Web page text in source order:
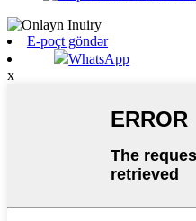
E-poçt göndər
WhatsApp
x